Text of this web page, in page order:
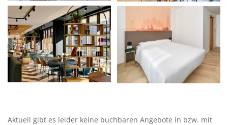
Aktuell gibt es leider keine buchbaren Angebote in bzw. mit